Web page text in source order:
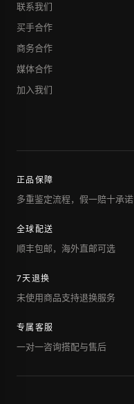
联系我们
买手合作
商务合作
媒体合作
加入我们
正品保障
多重鉴定流程，假一赔十承诺
全球配送
顺丰包邮，海外直邮可选
7天退换
未使用商品支持退换服务
专属客服
一对一咨询搭配与售后